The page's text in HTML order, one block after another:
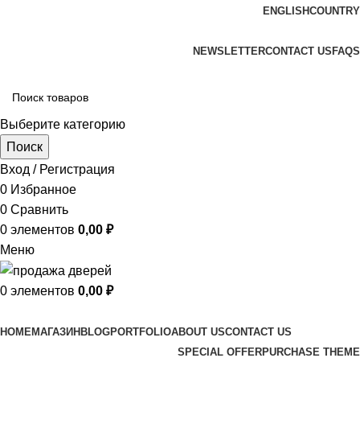
ENGLISHCOUNTRY
NEWSLETTERCONTACT US FAQS
Выберите категорию
Поиск
Вход / Регистрация
0 Избранное
0 Сравнить
0 элементов 0,00 ₽
Меню
0 элементов 0,00 ₽
HOMEМАГАЗИН BLOGPORTFOLIOABOUT USCONTACT US
SPECIAL OFFERPURCHASE THEME